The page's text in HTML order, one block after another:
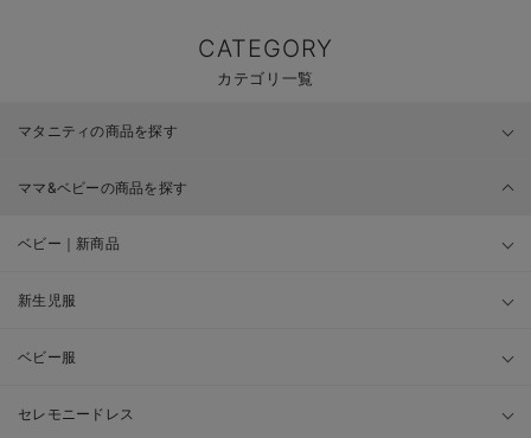
CATEGORY
カテゴリ一覧
マタニティの商品を探す
ママ&ベビーの商品を探す
ベビー｜新商品
新生児服
ベビー服
セレモニードレス